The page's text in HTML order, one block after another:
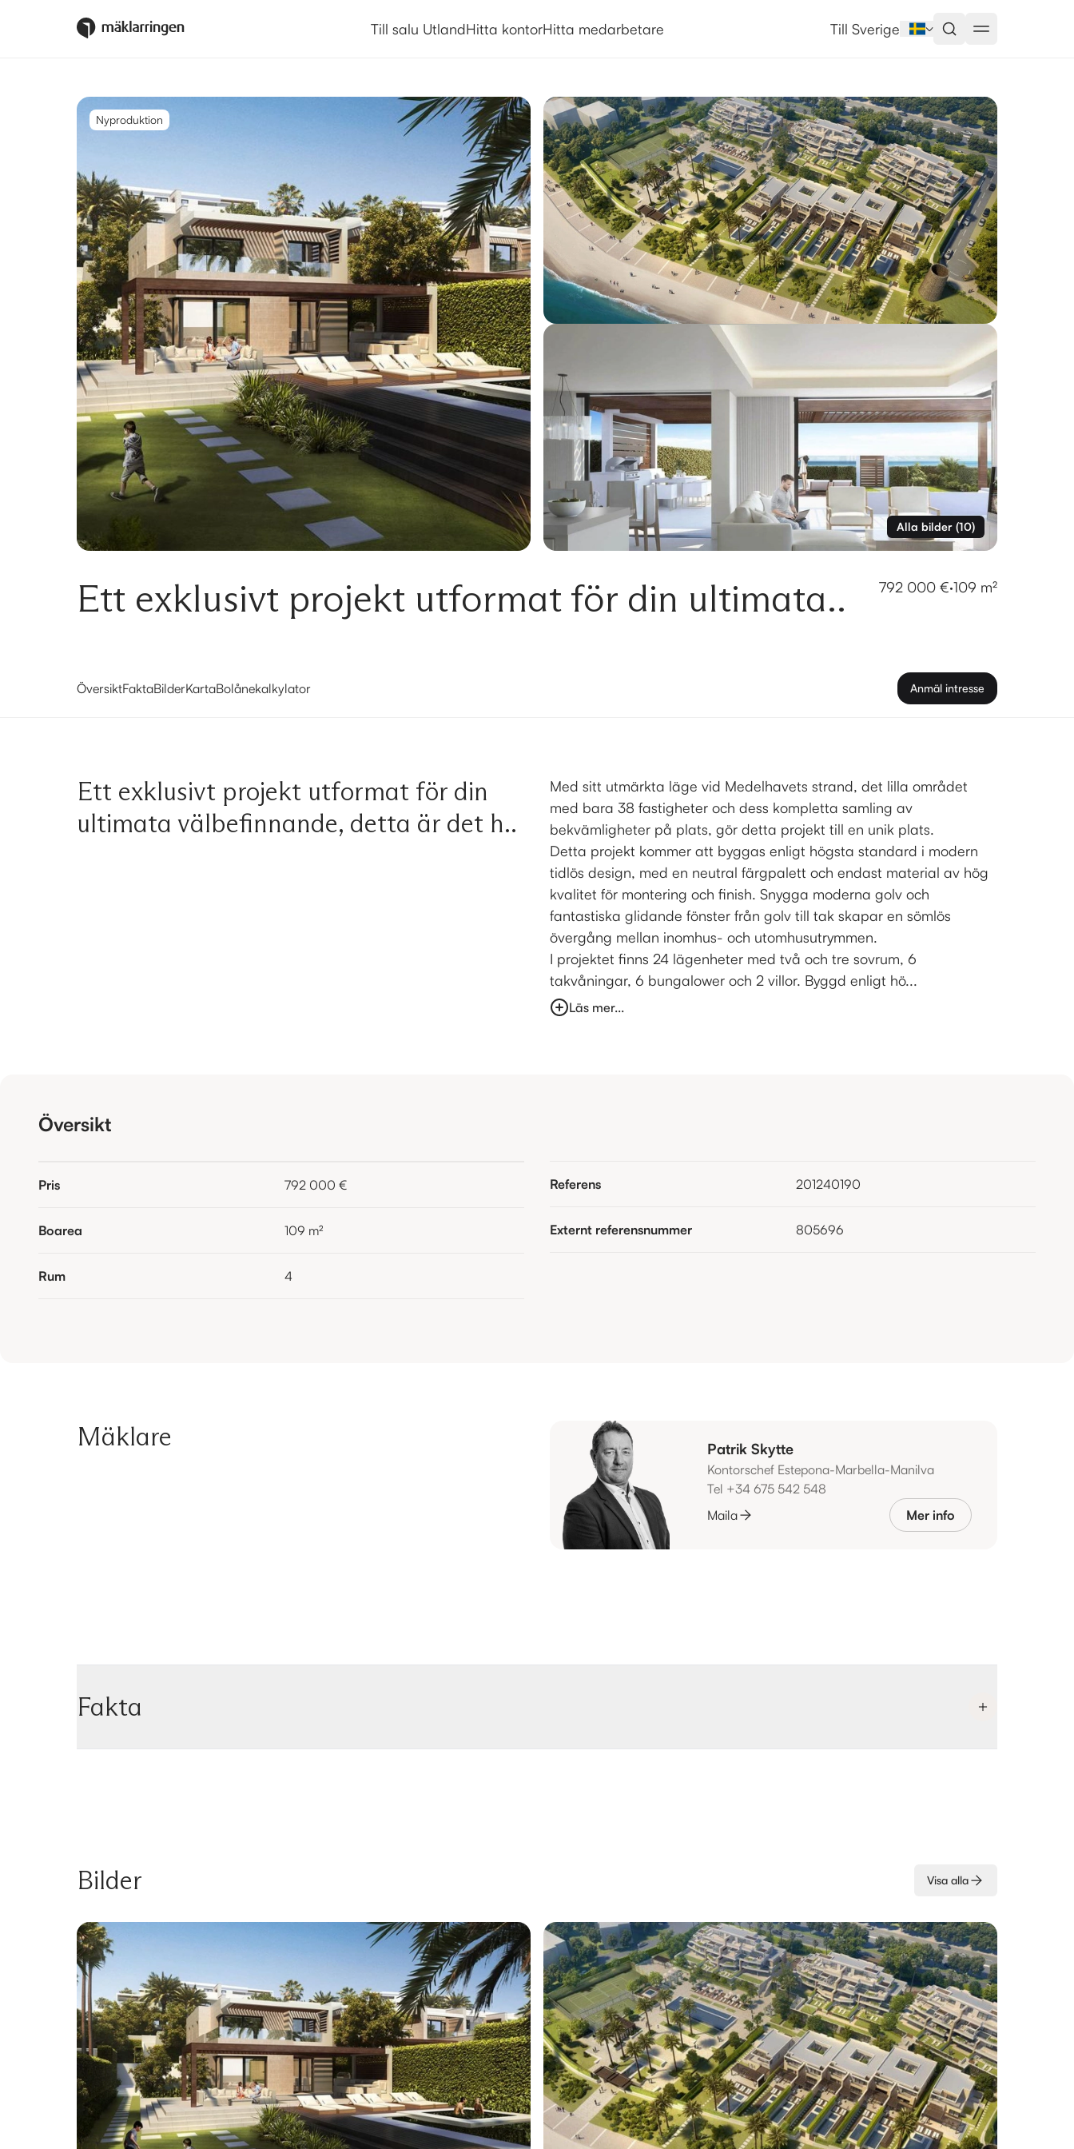
Till salu UtlandHitta kontorHitta medarbetare Till Sverige
Nyproduktion
Alla bilder(10)
Ett exklusivt projekt utformat för din ultimata.. 792 000 €·109 m²
ÖversiktFaktaBilderKartaBolånekalkylator Anmäl intresse
Ett exklusivt projekt utformat för din
ultimata välbefinnande, detta är det h..
Med sitt utmärkta läge vid Medelhavets strand, det lilla området
med bara 38 fastigheter och dess kompletta samling av
bekvämligheter på plats, gör detta projekt till en unik plats.
Detta projekt kommer att byggas enligt högsta standard i modern
tidlös design, med en neutral färgpalett och endast material av hög
kvalitet för montering och finish. Snygga moderna golv och
fantastiska glidande fönster från golv till tak skapar en sömlös
övergång mellan inomhus- och utomhusutrymmen.
I projektet finns 24 lägenheter med två och tre sovrum, 6
takvåningar, 6 bungalower och 2 villor. Byggd enligt hö...
Läs mer...
Översikt
Pris 792 000 €
Boarea 109 m²
Rum 4
Referens 201240190
Externt referensnummer 805696
Mäklare Patrik Skytte
Kontorschef Estepona-Marbella-Manilva
Tel +34 675 542 548
Maila
Mer info
Fakta
Bilder Visa alla